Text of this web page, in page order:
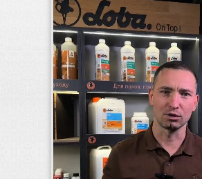
Масла и краски
Интерьерные решения
Масла и воски
Тонировки
Наружные покрытия
Инструмент и расходные материалы